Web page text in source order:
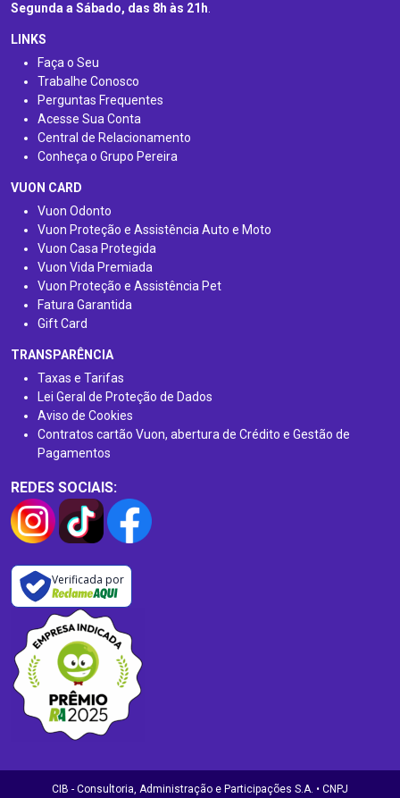
Segunda a Sábado, das 8h às 21h.
LINKS
Faça o Seu
Trabalhe Conosco
Perguntas Frequentes
Acesse Sua Conta
Central de Relacionamento
Conheça o Grupo Pereira
VUON CARD
Vuon Odonto
Vuon Proteção e Assistência Auto e Moto
Vuon Casa Protegida
Vuon Vida Premiada
Vuon Proteção e Assistência Pet
Fatura Garantida
Gift Card
TRANSPARÊNCIA
Taxas e Tarifas
Lei Geral de Proteção de Dados
Aviso de Cookies
Contratos cartão Vuon, abertura de Crédito e Gestão de
Pagamentos
REDES SOCIAIS:
Verificada por
CIB - Consultoria, Administração e Participações S.A. • CNPJ